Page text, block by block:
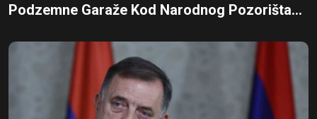
Podzemne Garaže Kod Narodnog Pozorišta...